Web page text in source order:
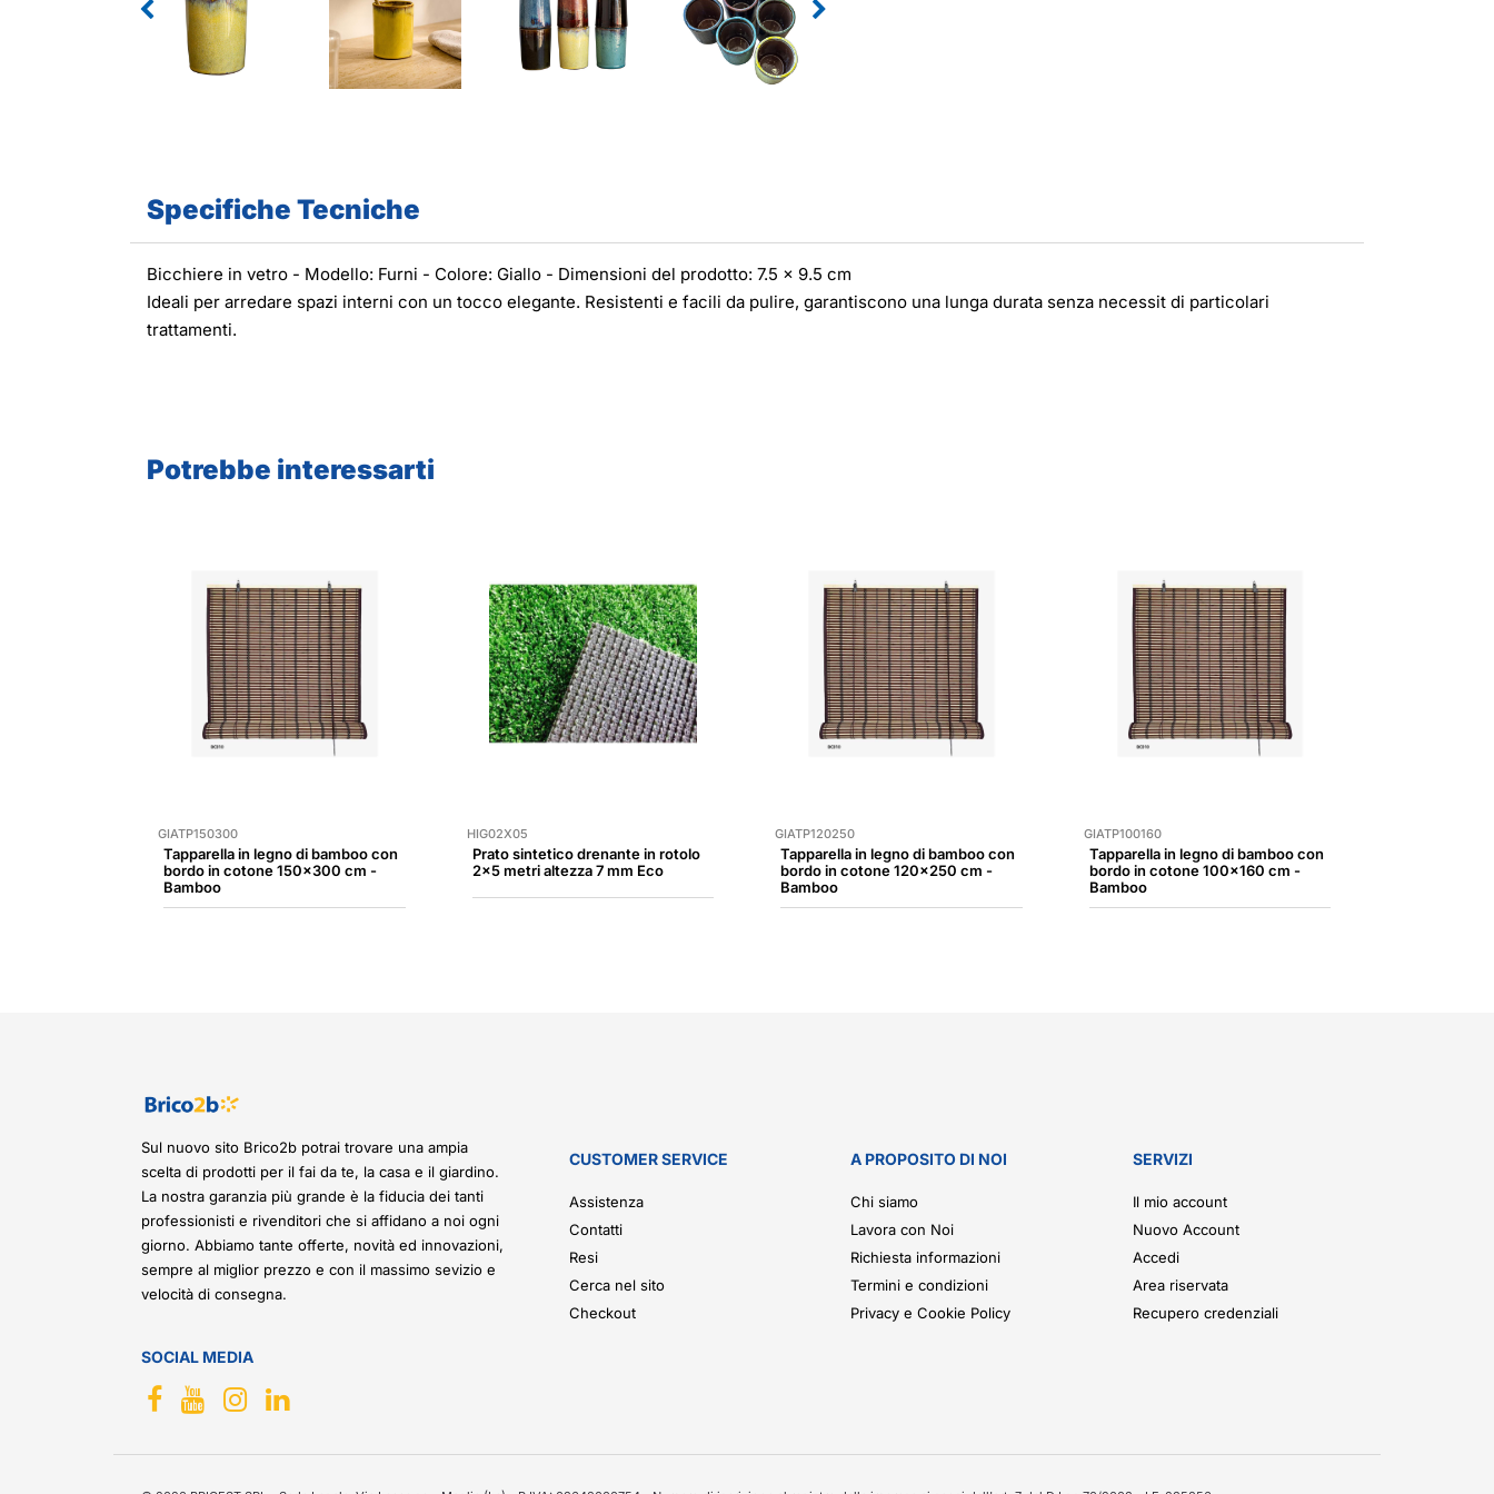
Specifiche Tecniche
Bicchiere in vetro - Modello: Furni - Colore: Giallo - Dimensioni del prodotto: 7.5 x 9.5 cm
Ideali per arredare spazi interni con un tocco elegante. Resistenti e facili da pulire, garantiscono una lunga durata senza necessit di particolari
trattamenti.
Potrebbe interessarti
GIATP150300
Tapparella in legno di bamboo con
bordo in cotone 150x300 cm -
Bamboo
HIG02X05
Prato sintetico drenante in rotolo
2x5 metri altezza 7 mm Eco
GIATP120250
Tapparella in legno di bamboo con
bordo in cotone 120x250 cm -
Bamboo
GIATP100160
Tapparella in legno di bamboo con
bordo in cotone 100x160 cm -
Bamboo
Sul nuovo sito Brico2b potrai trovare una ampia
scelta di prodotti per il fai da te, la casa e il giardino.
La nostra garanzia più grande è la fiducia dei tanti
professionisti e rivenditori che si affidano a noi ogni
giorno. Abbiamo tante offerte, novità ed innovazioni,
sempre al miglior prezzo e con il massimo sevizio e
velocità di consegna.
SOCIAL MEDIA
CUSTOMER SERVICE
Assistenza
Contatti
Resi
Cerca nel sito
Checkout
A PROPOSITO DI NOI
Chi siamo
Lavora con Noi
Richiesta informazioni
Termini e condizioni
Privacy e Cookie Policy
SERVIZI
Il mio account
Nuovo Account
Accedi
Area riservata
Recupero credenziali